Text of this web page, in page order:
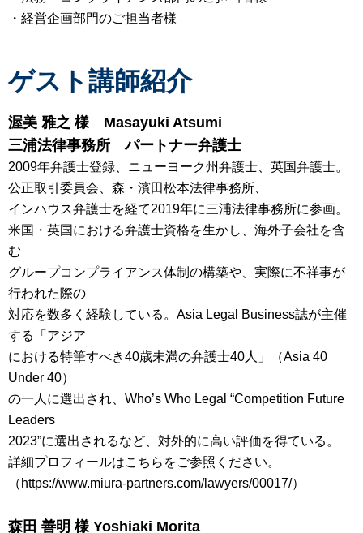
・経営企画部門のご担当者様
ゲスト講師紹介
渥美 雅之 様Masayuki Atsumi
三浦法律事務所 パートナー弁護士
2009年弁護士登録、ニューヨーク州弁護士、英国弁護士。
公正取引委員会、森・濱田松本法律事務所、
インハウス弁護士を経て2019年に三浦法律事務所に参画。
米国・英国における弁護士資格を生かし、海外子会社を含
む
グループコンプライアンス体制の構築や、実際に不祥事が
行われた際の
対応を数多く経験している。Asia Legal Business誌が主催
する「アジア
における特筆すべき40歳未満の弁護士40人」（Asia 40
Under 40）
の一人に選出され、Who’s Who Legal “Competition Future
Leaders
2023”に選出されるなど、対外的に高い評価を得ている。
詳細プロフィールはこちらをご参照ください。
（https://www.miura-partners.com/lawyers/00017/）
森田 善明 様Yoshiaki Morita